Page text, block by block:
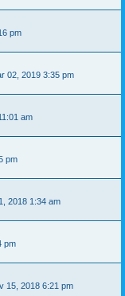
pm
02, 2019 3:35 pm
am
pm
2018 1:34 am
pm
15, 2018 6:21 pm